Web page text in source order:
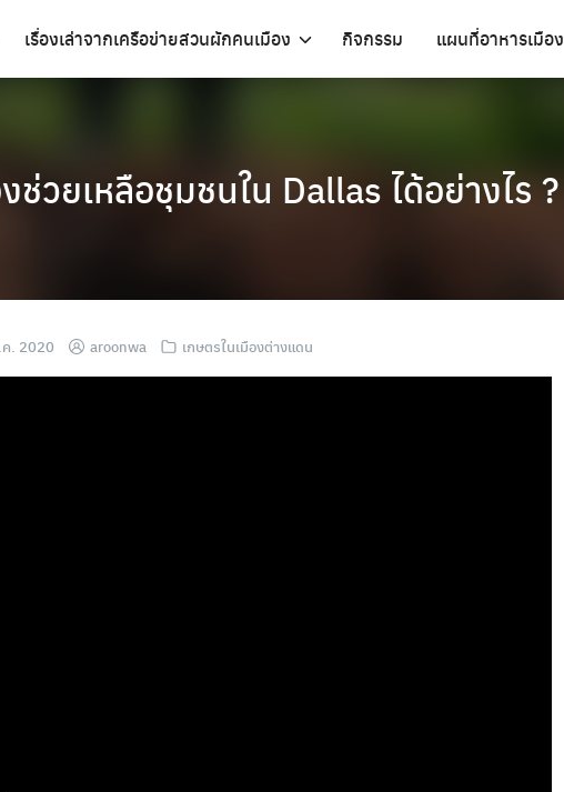
เรื่องเล่าจากเครือข่ายสวนผักคนเมือง กิจกรรม แผนที่อาหารเมือง
ช่วยเหลือชุมชนใน Dallas ได้อย่างไร ?
. 2020 aroonwa เกษตรในเมืองต่างแดน